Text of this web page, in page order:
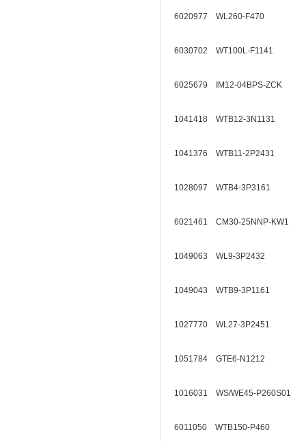
6020977 WL260-F470
6030702 WT100L-F1141
6025679 IM12-04BPS-ZCK
1041418 WTB12-3N1131
1041376 WTB11-2P2431
1028097 WTB4-3P3161
6021461 CM30-25NNP-KW1
1049063 WL9-3P2432
1049043 WTB9-3P1161
1027770 WL27-3P2451
1051784 GTE6-N1212
1016031 WS/WE45-P260S01
6011050 WTB150-P460